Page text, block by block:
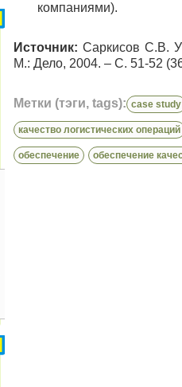
компаниями).
Источник: Саркисов С.В.
М.: Дело, 2004. – С. 51-52
Метки (тэги, tags): case study
качество логистических операций
обеспечение обеспечение